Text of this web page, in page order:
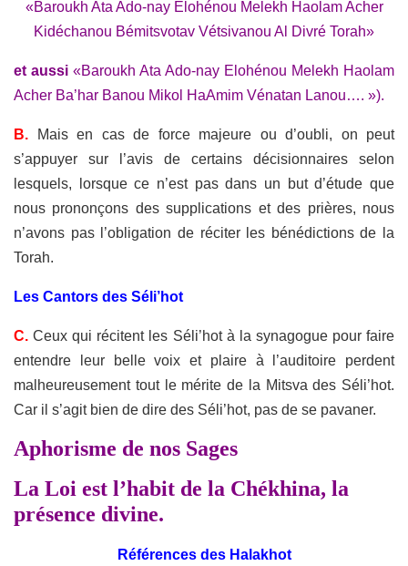
«Baroukh Ata Ado-nay Elohénou Melekh Haolam Acher
Kidéchanou Bémitsvotav Vétsivanou Al Divré Torah»
et aussi «Baroukh Ata Ado-nay Elohénou Melekh Haolam
Acher Ba’har Banou Mikol HaAmim Vénatan Lanou…. »).
B.
Mais en cas de force majeure ou d’oubli, on peut
s’appuyer sur l’avis de certains décisionnaires selon
lesquels, lorsque ce n’est pas dans un but d’étude que
nous prononçons des supplications et des prières, nous
n’avons pas l’obligation de réciter les bénédictions de la
Torah.
Les Cantors des Séli’hot
C.Ceux qui récitent les Séli’hot à la synagogue pour faire
entendre leur belle voix et plaire à l’auditoire perdent
malheureusement tout le mérite de la Mitsva des Séli’hot.
Car il s’agit bien de dire des Séli’hot, pas de se pavaner.
Aphorisme de nos Sages
La Loi est l’habit de la Chékhina, la
présence divine.
Références des Halakhot